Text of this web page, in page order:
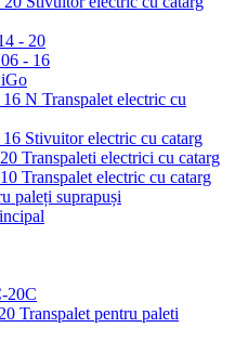
- 20
- 16
N Transpalet electric cu
Stivuitor electric cu catarg
Transpaleti electrici cu catarg
Transpalet electric cu catarg
paleți suprapuși
20C
Transpalet pentru paleti